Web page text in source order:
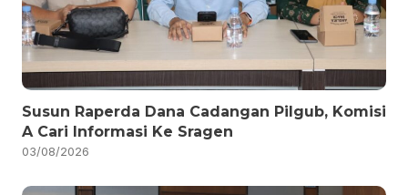
Susun Raperda Dana Cadangan Pilgub, Komisi
A Cari Informasi Ke Sragen
03/08/2026